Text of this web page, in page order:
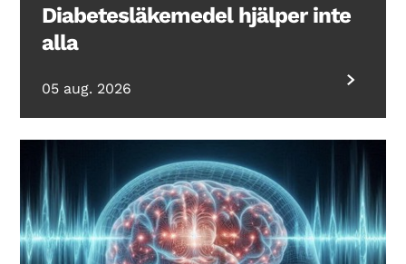
Diabetesläkemedel hjälper inte
alla
05 aug. 2026